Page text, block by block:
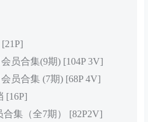
员合集(9期) [104P 3V]
员合集 (7期) [68P 4V]
[16P]
合集（全7期） [82P2V]